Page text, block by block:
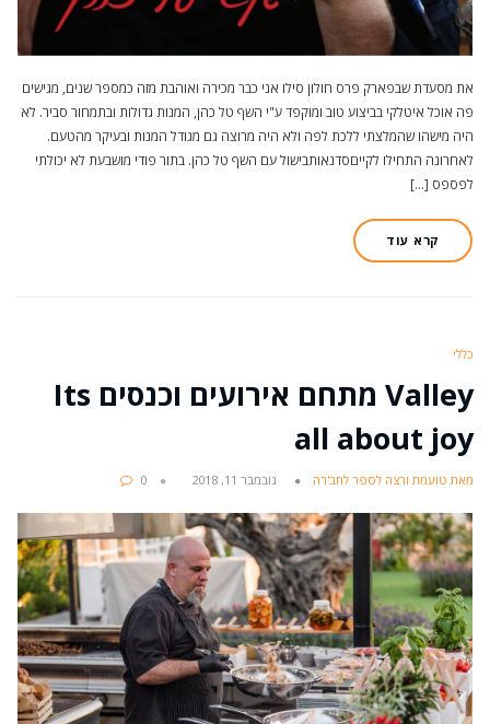
את מסעדת שבפארק פרס חולון סילו אני כבר מכירה ואוהבת מזה כמספר שנים, מגישים
פה אוכל איטלקי בביצוע טוב ומוקפד ע"י השף טל כהן, המנות גדולות ובתמחור סביר. לא
היה מישהו שהמלצתי ללכת לפה ולא היה מרוצה גם מגודל המנות ובעיקר מהטעם.
לאחרונה התחילו לקייםסדנאותבישול עם השף טל כהן. בתור פודי מושבעת לא יכולתי
לפספס […]
קרא עוד
כללי
Valley מתחם אירועים וכנסים Its
all about joy
מאת טועמת ורצה לספר לחב'רה נובמבר 11, 2018 0